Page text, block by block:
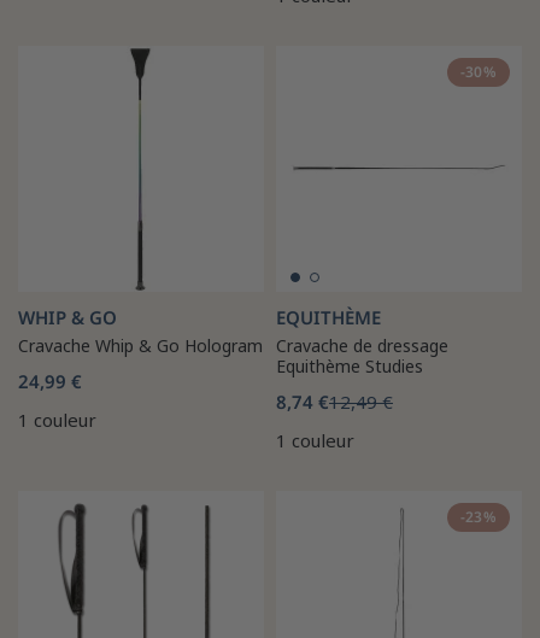
WHIP & GO
Cravache Whip & Go Hologram
24,99 €
1 couleur
-30%
EQUITHÈME
Cravache de dressage
Equithème Studies
8,74 €12,49 €
1 couleur
-23%